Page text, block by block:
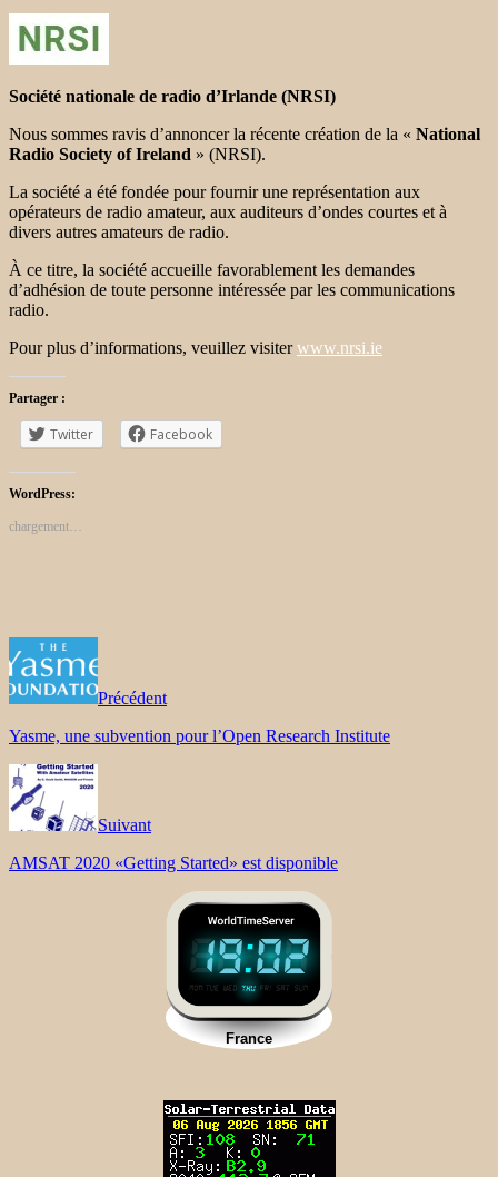
Société nationale de radio d’Irlande (NRSI)
Nous sommes ravis d’annoncer la récente création de la « National
Radio Society of Ireland » (NRSI).
La société a été fondée pour fournir une représentation aux
opérateurs de radio amateur, aux auditeurs d’ondes courtes et à
divers autres amateurs de radio.
À ce titre, la société accueille favorablement les demandes
d’adhésion de toute personne intéressée par les communications
radio.
Pour plus d’informations, veuillez visiterwww.nrsi.ie
Partager :
Twitter Facebook
WordPress:
chargement…
Précédent
Yasme, une subvention pour l’Open Research Institute
Suivant
AMSAT 2020 «Getting Started» est disponible